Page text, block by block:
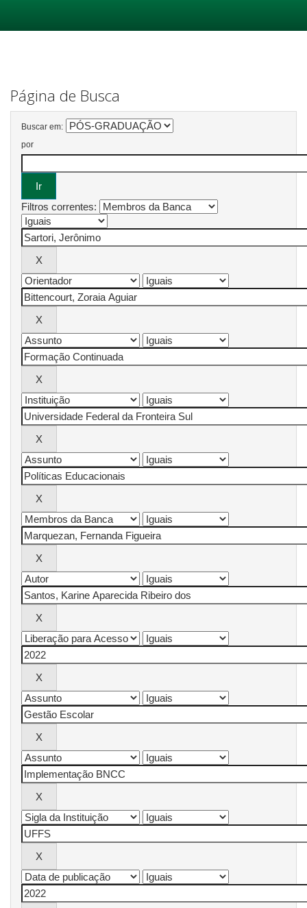
Página de Busca
Buscar em:
por
Filtros correntes: